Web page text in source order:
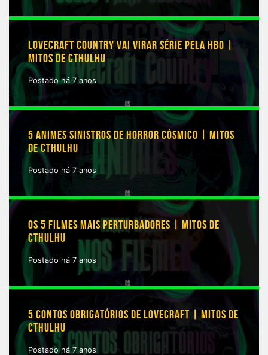
LOVECRAFT COUNTRY VAI VIRAR SÉRIE PELA HBO |
MITOS DE CTHULHU
Postado há 7 anos
5 ANIMES SINISTROS DE HORROR CÓSMICO | MITOS
DE CTHULHU
Postado há 7 anos
OS 5 FILMES MAIS PERTURBADORES | MITOS DE
CTHULHU
Postado há 7 anos
5 CONTOS OBRIGATÓRIOS DE LOVECRAFT | MITOS DE
CTHULHU
Postado há 7 anos